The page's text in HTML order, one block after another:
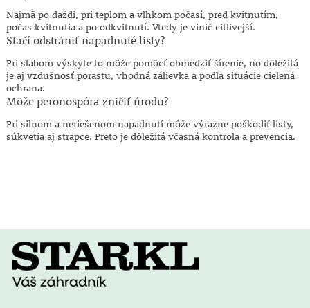
Najmä po daždi, pri teplom a vlhkom počasí, pred kvitnutím,
počas kvitnutia a po odkvitnutí. Vtedy je vinič citlivejší.
Stačí odstrániť napadnuté listy?
Pri slabom výskyte to môže pomôcť obmedziť šírenie, no dôležitá
je aj vzdušnosť porastu, vhodná zálievka a podľa situácie cielená
ochrana.
Môže peronospóra zničiť úrodu?
Pri silnom a neriešenom napadnutí môže výrazne poškodiť listy,
súkvetia aj strapce. Preto je dôležitá včasná kontrola a prevencia.